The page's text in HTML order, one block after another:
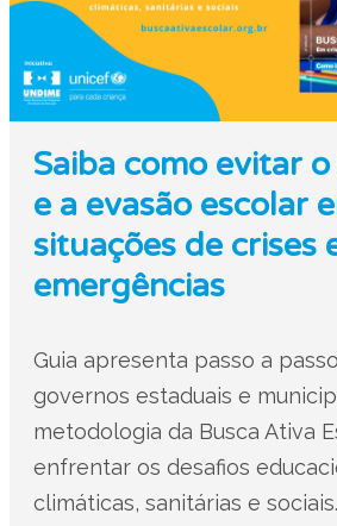
Saiba como evitar
e a evasão escolar
situações de crises
emergências
Guia apresenta passo a
governos estaduais e
metodologia da Busca Ativa
enfrentar os desafios
climáticas, sanitárias e sociais.